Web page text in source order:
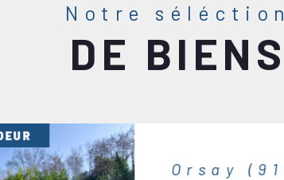
vous bénéficiez
et de solutions
repose sur
Notre séléction
DE BIENS
Villebon sur yvette